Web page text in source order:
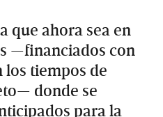
que ahora sea en
—financiados con
los tiempos de
donde se
para la